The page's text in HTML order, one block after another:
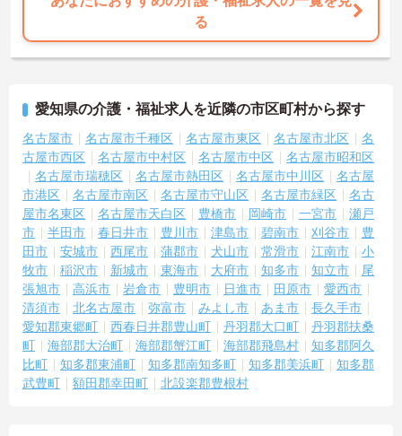
る
愛知県の介護・福祉求人を近隣の市区町村から探す
名古屋市 名古屋市千種区 名古屋市東区 名古屋市北区
名
古屋市西区
名古屋市中村区 名古屋市中区
名古屋市昭和区
名古屋市瑞穂区
名古屋市熱田区 名古屋市中川区
名古屋
市港区
名古屋市南区 名古屋市守山区 名古屋市緑区
名古
屋市名東区
名古屋市天白区 豊橋市 岡崎市 一宮市
瀬戸
市
半田市 春日井市 豊川市 津島市 碧南市 刈谷市
豊
田市
安城市 西尾市 蒲郡市 犬山市 常滑市 江南市
小
牧市
稲沢市 新城市 東海市 大府市 知多市 知立市
尾
張旭市
高浜市 岩倉市 豊明市 日進市 田原市
愛西市
清須市
北名古屋市 弥富市 みよし市 あま市
長久手市
愛知郡東郷町
西春日井郡豊山町 丹羽郡大口町
丹羽郡扶桑
町
海部郡大治町 海部郡蟹江町 海部郡飛島村
知多郡阿久
比町
知多郡東浦町 知多郡南知多町 知多郡美浜町
知多郡
武豊町
額田郡幸田町 北設楽郡豊根村